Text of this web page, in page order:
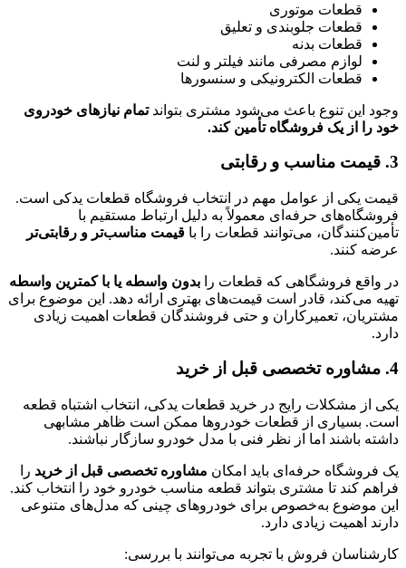
قطعات موتوری
قطعات جلوبندی و تعلیق
قطعات بدنه
لوازم مصرفی مانند فیلتر و لنت
قطعات الکترونیکی و سنسورها
وجود این تنوع باعث می‌شود مشتری بتواندتمام نیازهای خودروی
خود را از یک فروشگاه تأمین کند.
3. قیمت مناسب و رقابتی
قیمت یکی از عوامل مهم در انتخاب فروشگاه قطعات یدکی است.
فروشگاه‌های حرفه‌ای معمولاً به دلیل ارتباط مستقیم با
تأمین‌کنندگان، می‌توانند قطعات را با قیمت مناسب‌تر و رقابتی‌تر
عرضه کنند.
در واقع فروشگاهی که قطعات را بدون واسطه یا با کمترین واسطه
تهیه می‌کند، قادر است قیمت‌های بهتری ارائه دهد. این موضوع برای
مشتریان، تعمیرکاران و حتی فروشندگان قطعات اهمیت زیادی
دارد.
4. مشاوره تخصصی قبل از خرید
یکی از مشکلات رایج در خرید قطعات یدکی، انتخاب اشتباه قطعه
است. بسیاری از قطعات خودروها ممکن است ظاهر مشابهی
داشته باشند اما از نظر فنی با مدل خودرو سازگار نباشند.
یک فروشگاه حرفه‌ای باید امکان مشاوره تخصصی قبل از خرید را
فراهم کند تا مشتری بتواند قطعه مناسب خودرو خود را انتخاب کند.
این موضوع به‌خصوص برای خودروهای چینی که مدل‌های متنوعی
دارند اهمیت زیادی دارد.
کارشناسان فروش با تجربه می‌توانند با بررسی: